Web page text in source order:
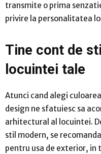
transmite o prima
privire la personalitatea
Tine cont de
locuintei tale
Atunci cand alegi
design ne sfatuiesc sa
arhitectural al locuintei.
stil modern, se
pentru usa de exterior, in